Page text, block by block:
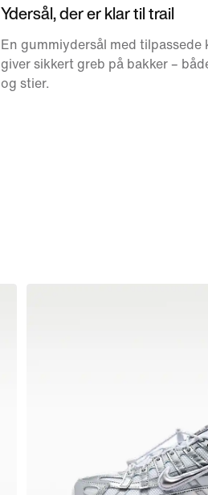
Ydersål, der er klar til trail
En gummiydersål med tilpassede
giver sikkert greb på bakker –
og stier.